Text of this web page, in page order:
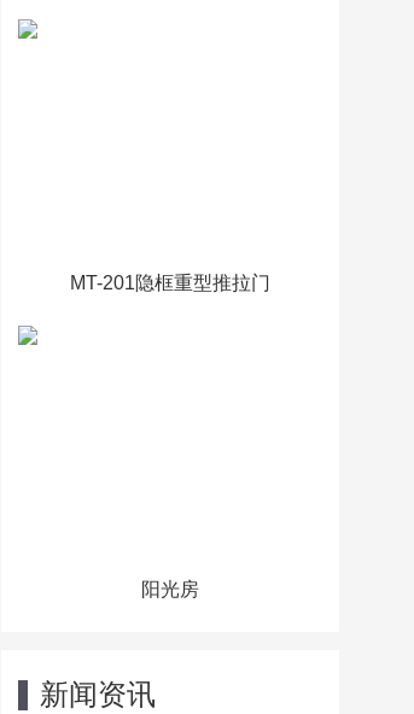
MT-201隐框重型推拉门
阳光房
新闻资讯